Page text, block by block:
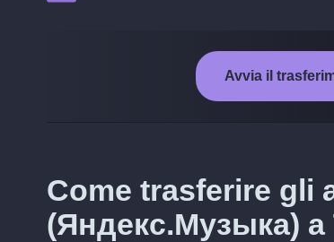
Avvia il
Come trasferire gli
(Яндекс.Музыка) a